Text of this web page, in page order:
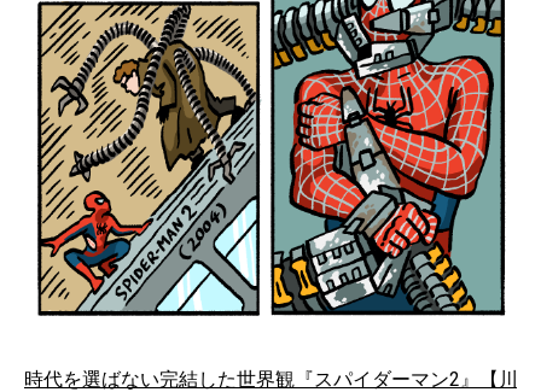
時代を選ばない完結した世界観『スパイダーマン2』【川